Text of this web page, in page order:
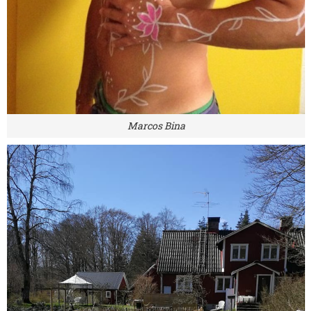
Marcos Bina